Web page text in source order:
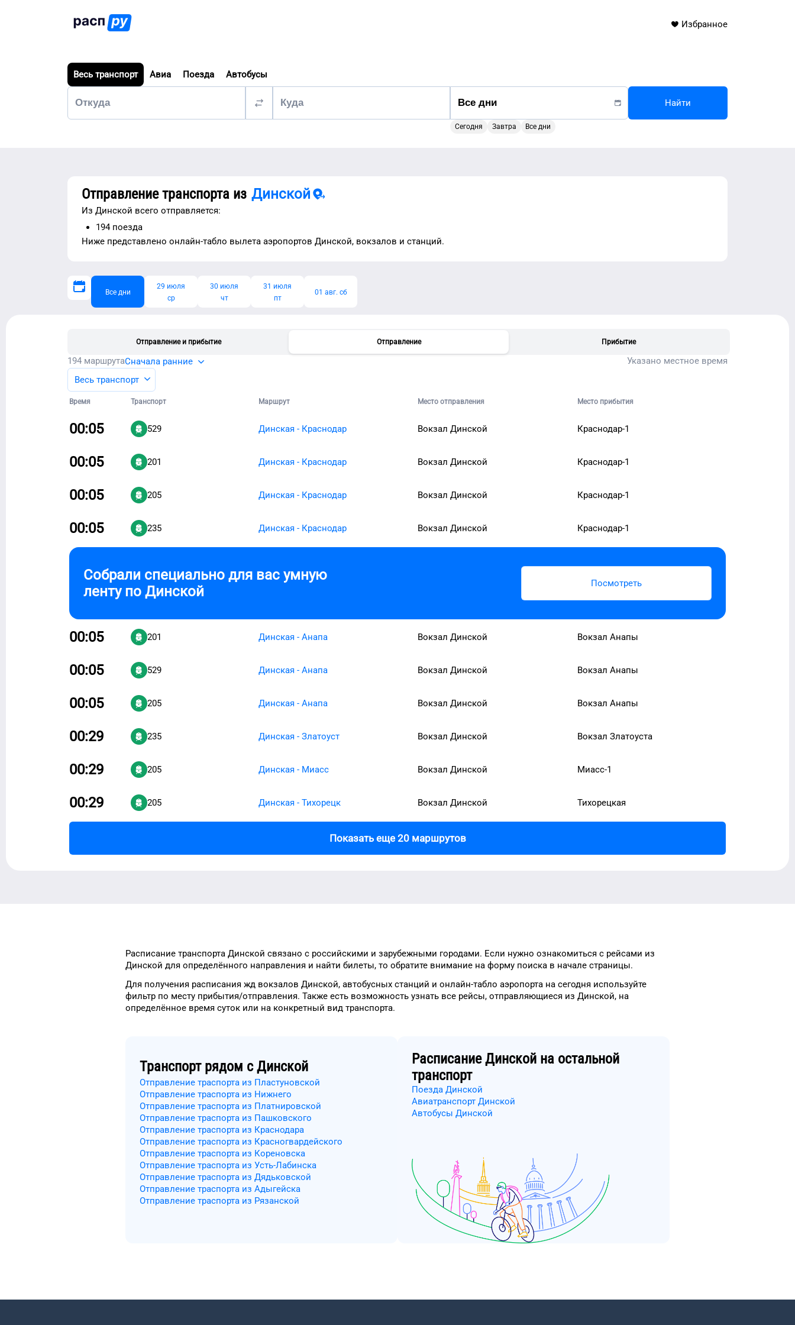
Избранное
Весь транспорт Авиа Поезда Автобусы
Сегодня Завтра Все дни
Найти
Отправление транспорта из Динской
Из Динской всего отправляется:
194 поезда
Ниже представлено онлайн-табло вылета аэропортов Динской, вокзалов и станций.
Все дни
29 июля
ср
30 июля
чт
31 июля
пт
01 авг. сб
Отправление и прибытие Отправление Прибытие
194 маршрутаСначала ранние
Указано местное время
Весь транспорт
Время Транспорт Маршрут Место отправления Место прибытия
00:05 529 Динская - Краснодар Вокзал Динской Краснодар-1
00:05 201 Динская - Краснодар Вокзал Динской Краснодар-1
00:05 205 Динская - Краснодар Вокзал Динской Краснодар-1
00:05 235 Динская - Краснодар Вокзал Динской Краснодар-1
Собрали специально для вас умную
ленту по Динской Посмотреть
00:05 201 Динская - Анапа Вокзал Динской Вокзал Анапы
00:05 529 Динская - Анапа Вокзал Динской Вокзал Анапы
00:05 205 Динская - Анапа Вокзал Динской Вокзал Анапы
00:29 235 Динская - Златоуст Вокзал Динской Вокзал Златоуста
00:29 205 Динская - Миасс Вокзал Динской Миасс-1
00:29 205 Динская - Тихорецк Вокзал Динской Тихорецкая
Показать еще 20 маршрутов
Расписание транспорта Динской связано с российскими и зарубежными городами. Если нужно ознакомиться с рейсами из
Динской для определённого направления и найти билеты, то обратите внимание на форму поиска в начале страницы.
Для получения расписания жд вокзалов Динской, автобусных станций и онлайн-табло аэропорта на сегодня используйте
фильтр по месту прибытия/отправления. Также есть возможность узнать все рейсы, отправляющиеся из Динской, на
определённое время суток или на конкретный вид транспорта.
Транспорт рядом с Динской
Отправление траспорта из Пластуновской
Отправление траспорта из Нижнего
Отправление траспорта из Платнировской
Отправление траспорта из Пашковского
Отправление траспорта из Краснодара
Отправление траспорта из Красногвардейского
Отправление траспорта из Кореновска
Отправление траспорта из Усть-Лабинска
Отправление траспорта из Дядьковской
Отправление траспорта из Адыгейска
Отправление траспорта из Рязанской
РасписаниеДинской на остальной
транспорт
Поезда Динской
Авиатранспорт Динской
Автобусы Динской